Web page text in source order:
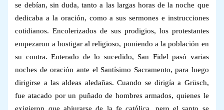
se debían, sin duda, tanto a las largas horas de la noche que
dedicaba a la oración, como a sus sermones e instrucciones
cotidianos. Encolerizados de sus prodigios, los protestantes
empezaron a hostigar al religioso, poniendo a la población en
su contra. Enterado de lo sucedido, San Fidel pasó varias
noches de oración ante el Santísimo Sacramento, para luego
dirigirse a las aldeas aledañas. Cuando se dirigía a Grüsch,
fue atacado por un puñado de hombres armados, quienes le
exigieron que abjurarse de la fe católica, pero el santo se